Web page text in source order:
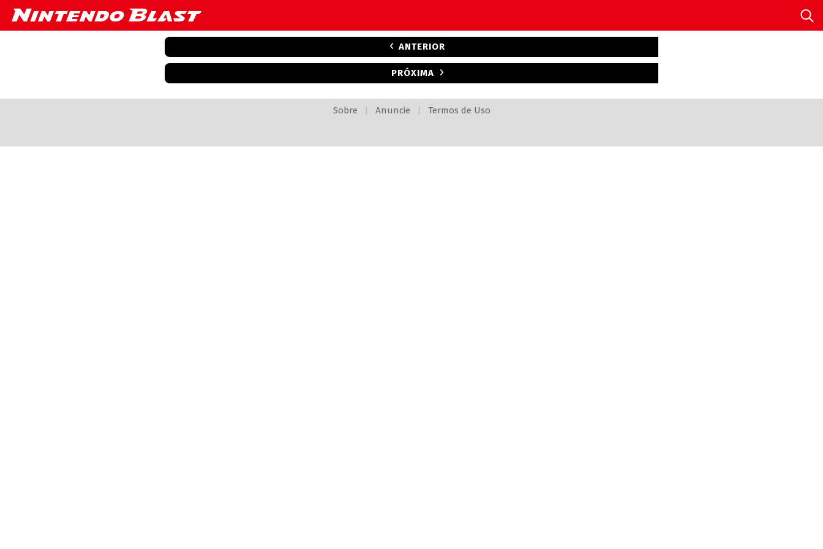
ANTERIOR
PRÓXIMA
Sobre Anuncie Termos de Uso